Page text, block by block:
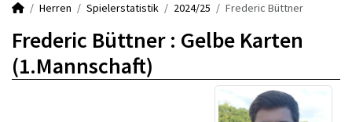
Herren Spielerstatistik 2024/25 Frederic Büttner
Frederic Büttner : Gelbe Karten
(1.Mannschaft)